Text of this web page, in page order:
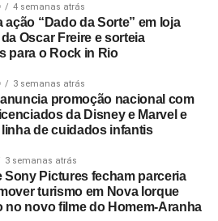
que as ações respeitam a
de cada uma das bandeiras
meios digitais.
4 semanas atrás
ação “Dado da Sorte” em loja
Oscar Freire e sorteia
para o Rock in Rio
3 semanas atrás
promoção nacional com
da Disney e Marvel e
de cuidados infantis
3 semanas atrás
Sony Pictures fecham parceria
turismo em Nova Iorque
no novo filme do Homem-Aranha